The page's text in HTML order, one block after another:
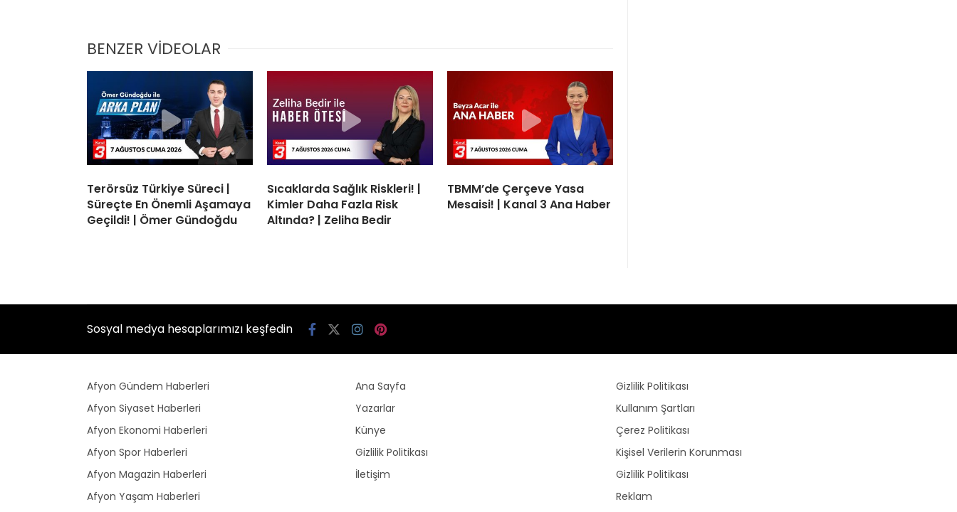
BENZER VİDEOLAR
Terörsüz Türkiye Süreci |
Süreçte En Önemli Aşamaya
Geçildi! | Ömer Gündoğdu
Sıcaklarda Sağlık Riskleri! |
Kimler Daha Fazla Risk
Altında? | Zeliha Bedir
TBMM’de Çerçeve Yasa
Mesaisi! | Kanal 3 Ana Haber
Sosyal medya hesaplarımızı keşfedin
Afyon Gündem Haberleri
Afyon Siyaset Haberleri
Afyon Ekonomi Haberleri
Afyon Spor Haberleri
Afyon Magazin Haberleri
Afyon Yaşam Haberleri
Ana Sayfa
Yazarlar
Künye
Gizlilik Politikası
İletişim
Gizlilik Politikası
Kullanım Şartları
Çerez Politikası
Kişisel Verilerin Korunması
Gizlilik Politikası
Reklam